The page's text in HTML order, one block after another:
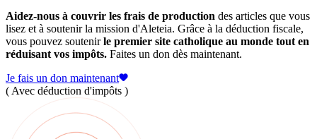
Aidez-nous à couvrir les frais de production des articles que vous
lisez et à soutenir la mission d'Aleteia. Grâce à la déduction fiscale,
vous pouvez soutenirle premier site catholique au monde tout en
réduisant vos impôts. Faites un don dès maintenant.
Je fais un don maintenant
( Avec déduction d'impôts )